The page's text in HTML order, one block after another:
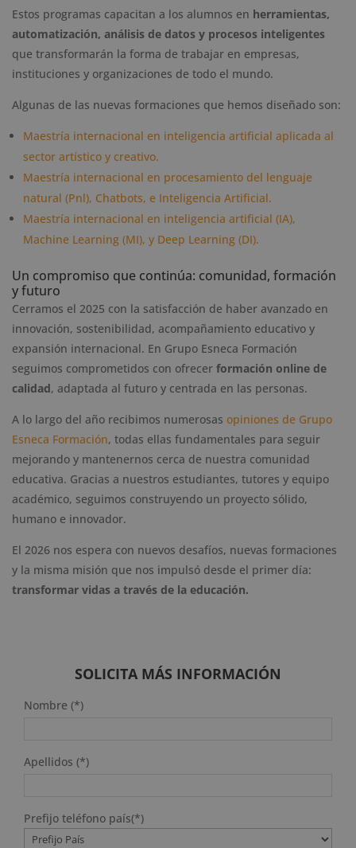
Estos programas capacitan a los alumnos en herramientas,
automatización, análisis de datos y procesos inteligentes
que transformarán la forma de trabajar en empresas,
instituciones y organizaciones de todo el mundo.
Algunas de las nuevas formaciones que hemos diseñado son:
Maestría internacional en inteligencia artificial aplicada al
sector artístico y creativo.
Maestría internacional en procesamiento del lenguaje
natural (Pnl), Chatbots, e Inteligencia Artificial.
Maestría internacional en inteligencia artificial (IA),
Machine Learning (MI), y Deep Learning (DI).
Un compromiso que continúa: comunidad, formación
y futuro
Cerramos el 2025 con la satisfacción de haber avanzado en
innovación, sostenibilidad, acompañamiento educativo y
expansión internacional. En Grupo Esneca Formación
seguimos comprometidos con ofrecer formación online de
calidad, adaptada al futuro y centrada en las personas.
A lo largo del año recibimos numerosas opiniones de Grupo
Esneca Formación, todas ellas fundamentales para seguir
mejorando y mantenernos cerca de nuestra comunidad
educativa. Gracias a nuestros estudiantes, tutores y equipo
académico, seguimos construyendo un proyecto sólido,
humano e innovador.
El 2026 nos espera con nuevos desafíos, nuevas formaciones
y la misma misión que nos impulsó desde el primer día:
transformar vidas a través de la educación.
SOLICITA MÁS INFORMACIÓN
Nombre (*)
Apellidos (*)
Prefijo teléfono país(*)